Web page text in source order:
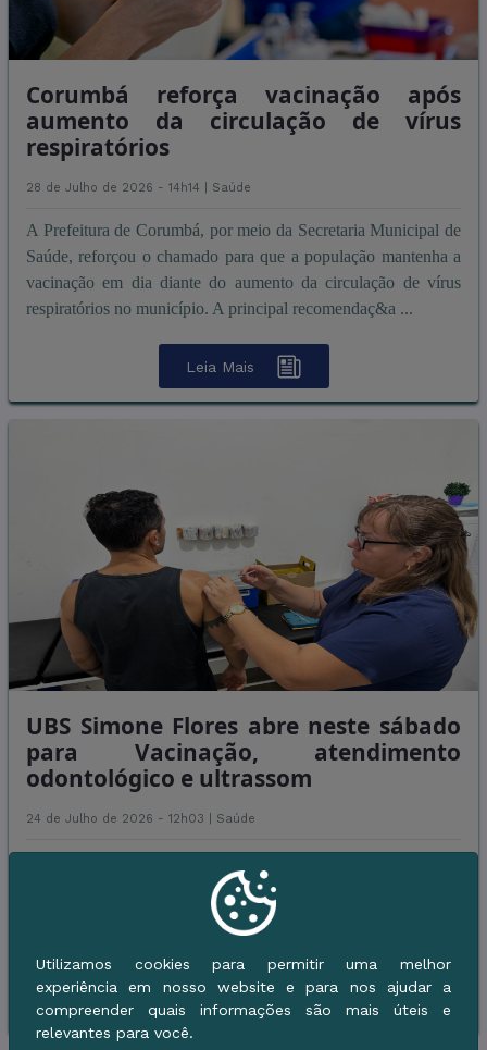
Corumbá reforça vacinação após
aumento da circulação de vírus
respiratórios
28 de Julho de 2026 - 14h14 | Saúde
A Prefeitura de Corumbá, por meio da Secretaria Municipal de
Saúde, reforçou o chamado para que a população mantenha a
vacinação em dia diante do aumento da circulação de vírus
respiratórios no município. A principal recomendaç&a ...
Leia Mais
UBS Simone Flores abre neste sábado
para Vacinação, atendimento
odontológico e ultrassom
24 de Julho de 2026 - 12h03 | Saúde
no Conjunto Guatós, estará aberta neste sábado (25), das 8h às
12h, oferecendo à população uma programação especial de
serviços de saúde. A unidade realizará vacina ...
Leia Mais
Utilizamos cookies para permitir uma melhor
experiência em nosso website e para nos ajudar a
compreender quais informações são mais úteis e
relevantes para você.